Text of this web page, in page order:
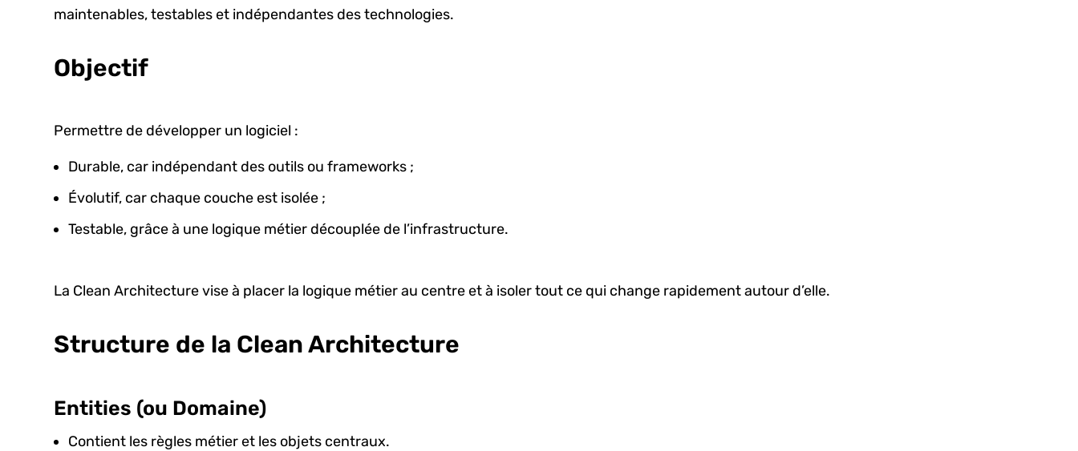
maintenables, testables et indépendantes des technologies.
Objectif
Permettre de développer un logiciel :
Durable, car indépendant des outils ou frameworks ;
Évolutif, car chaque couche est isolée ;
Testable, grâce à une logique métier découplée de l’infrastructure.
La Clean Architecture vise à placer la logique métier au centre et à isoler tout ce qui change rapidement autour d’elle.
Structure de la Clean Architecture
Entities (ou Domaine)
Contient les règles métier et les objets centraux.